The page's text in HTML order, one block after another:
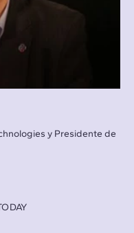
y Presidente de